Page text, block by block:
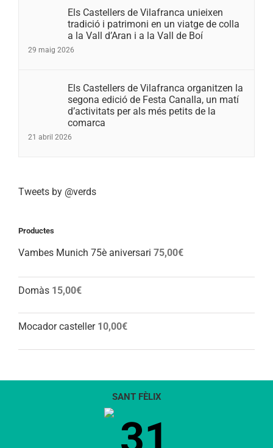
Els Castellers de Vilafranca unieixen
tradició i patrimoni en un viatge de colla
a la Vall d’Aran i a la Vall de Boí
29 maig 2026
Els Castellers de Vilafranca organitzen la
segona edició de Festa Canalla, un matí
d’activitats per als més petits de la
comarca
21 abril 2026
Tweets by @verds
Productes
Vambes Munich 75è aniversari 75,00€
Domàs 15,00€
Mocador casteller 10,00€
SANT FÈLIX